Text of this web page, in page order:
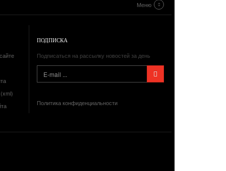
Меню
ПОДПИСКА
Подписаться на рассылку новостей за день
Политика конфиденциальности